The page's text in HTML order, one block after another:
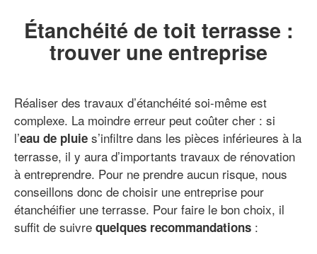
Étanchéité de toit terrasse :
trouver une entreprise
Réaliser des travaux d’étanchéité soi-même est
complexe. La moindre erreur peut coûter cher : si
l’eau de pluie s’infiltre dans les pièces inférieures à la
terrasse, il y aura d’importants travaux de rénovation
à entreprendre. Pour ne prendre aucun risque, nous
conseillons donc de choisir une entreprise pour
étanchéifier une terrasse. Pour faire le bon choix, il
suffit de suivre quelques recommandations :